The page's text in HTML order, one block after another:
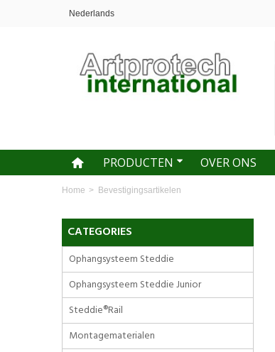
Nederlands
PRODUCTEN OVER ONS
Home > Bevestigingsartikelen
CATEGORIES
Ophangsysteem Steddie
Ophangsysteem Steddie Junior
Steddie®Rail
Montagematerialen